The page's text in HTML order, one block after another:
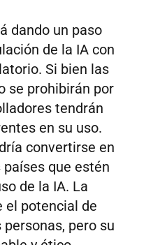
dando un paso
de la IA con
Si bien las
se prohibirán por
tendrán
en su uso.
convertirse en
que estén
de la IA. La
el potencial de
pero su